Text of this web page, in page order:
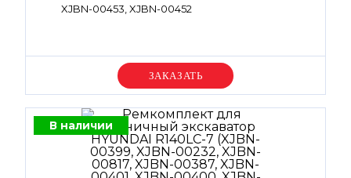
XJBN-00453, XJBN-00452
Уточняйте цену
В наличии